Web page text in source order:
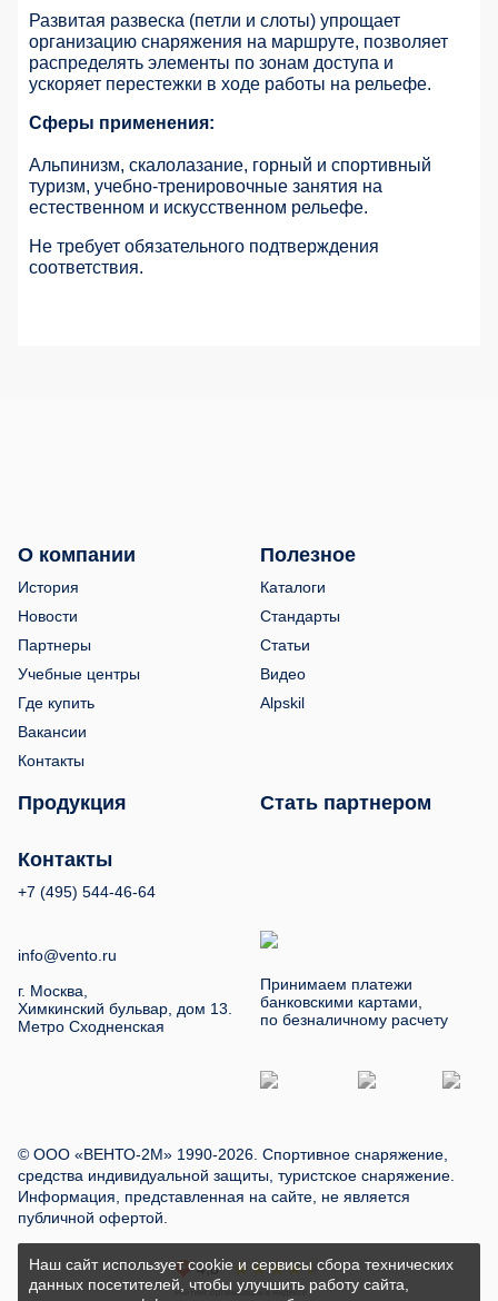
Развитая развеска (петли и слоты) упрощает
организацию снаряжения на маршруте, позволяет
распределять элементы по зонам доступа и
ускоряет перестежки в ходе работы на рельефе.
Сферы применения:
Альпинизм, скалолазание, горный и спортивный
туризм, учебно-тренировочные занятия на
естественном и искусственном рельефе.
Не требует обязательного подтверждения
соответствия.
О компании
История
Новости
Партнеры
Учебные центры
Где купить
Вакансии
Контакты
Полезное
Каталоги
Стандарты
Статьи
Видео
Alpskil
Продукция Стать партнером
Контакты
+7 (495) 544-46-64
info@vento.ru
г. Москва,
Химкинский бульвар, дом 13.
Метро Сходненская
Принимаем платежи
банковскими картами,
по безналичному расчету
© ООО «ВЕНТО-2М» 1990-2026. Спортивное снаряжение,
средства индивидуальной защиты, туристское снаряжение.
Информация, представленная на сайте, не является
публичной офертой.
Наш сайт использует cookie и сервисы сбора технических
данных посетителей, чтобы улучшить работу сайта,